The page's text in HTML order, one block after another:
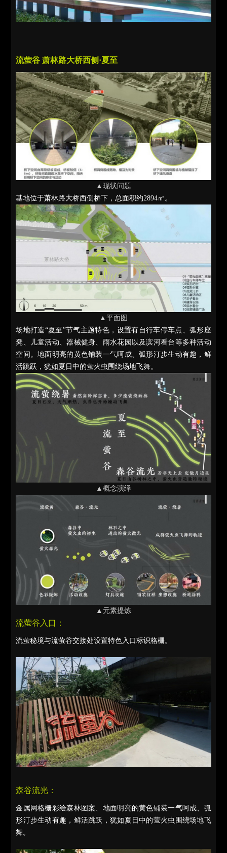
流萤谷 萧林路大桥西侧·夏至
▲现状问题
基地位于萧林路大桥西侧桥下，总面积约2894㎡。
▲平面图
场地打造“夏至”节气主题特色，设置有自行车停车点、弧形座
凳、儿童活动、器械健身、雨水花园以及滨河看台等多种活动
空间。地面明亮的黄色铺装一气呵成、弧形汀步生动有趣，鲜
活跳跃，犹如夏日中的萤火虫围绕场地飞舞。
▲概念演绎
▲元素提炼
流萤谷入口：
流萤秘境与流萤谷交接处设置特色入口标识格栅。
森谷流光：
金属网格栅彩绘森林图案、地面明亮的黄色铺装一气呵成、弧
形汀步生动有趣，鲜活跳跃，犹如夏日中的萤火虫围绕场地飞
舞。